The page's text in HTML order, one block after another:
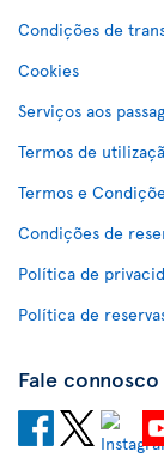
Condições de
Cookies
Serviços aos
Termos de
Termos e
Condições de
Política de
Política de
Fale connosco